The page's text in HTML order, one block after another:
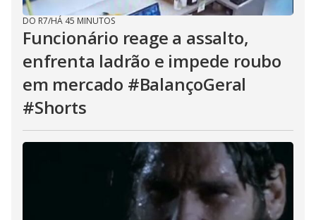
DO R7/HÁ 45 MINUTOS
Funcionário reage a assalto,
enfrenta ladrão e impede roubo
em mercado #BalançoGeral
#Shorts